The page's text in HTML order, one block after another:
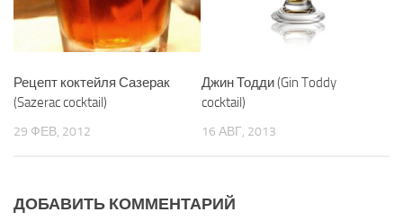
Рецепт коктейля Сазерак
(Sazerac cocktail)
29 ФЕВ, 2012
Джин Тодди (Gin Toddy
cocktail)
16 АВГ, 2013
ДОБАВИТЬ КОММЕНТАРИЙ